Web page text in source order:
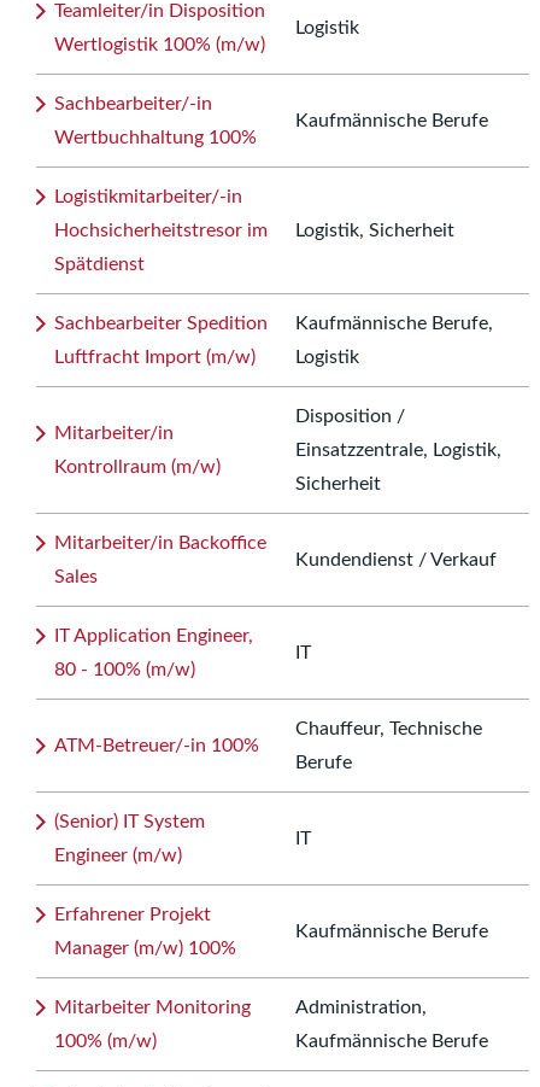
Teamleiter/in Disposition
Wertlogistik 100% (m/w)
Logistik
Sachbearbeiter/-in
Wertbuchhaltung 100%
Kaufmännische Berufe
Logistikmitarbeiter/-in
Hochsicherheitstresor im
Spätdienst
Logistik, Sicherheit
Sachbearbeiter Spedition
Luftfracht Import (m/w)
Kaufmännische Berufe,
Logistik
Mitarbeiter/in
Kontrollraum (m/w)
Disposition /
Einsatzzentrale, Logistik,
Sicherheit
Mitarbeiter/in Backoffice
Sales
Kundendienst / Verkauf
IT Application Engineer,
80 - 100% (m/w)
IT
ATM-Betreuer/-in 100%
Chauffeur, Technische
Berufe
(Senior) IT System
Engineer (m/w)
IT
Erfahrener Projekt
Manager (m/w) 100%
Kaufmännische Berufe
Mitarbeiter Monitoring
100% (m/w)
Administration,
Kaufmännische Berufe